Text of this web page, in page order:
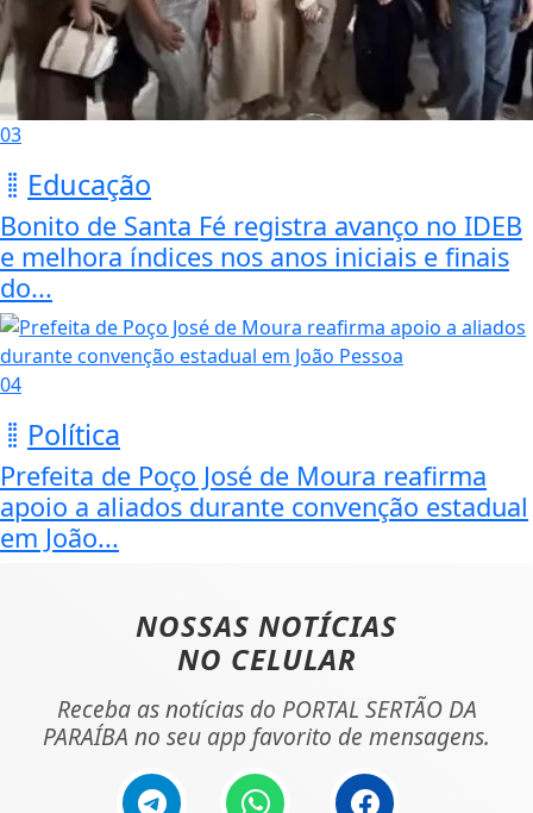
03
Educação
Bonito de Santa Fé registra avanço no IDEB
e melhora índices nos anos iniciais e finais
do...
04
Política
Prefeita de Poço José de Moura reafirma
apoio a aliados durante convenção estadual
em João...
NOSSAS NOTÍCIAS
NO CELULAR
Receba as notícias do PORTAL SERTÃO DA
PARAÍBA no seu app favorito de mensagens.